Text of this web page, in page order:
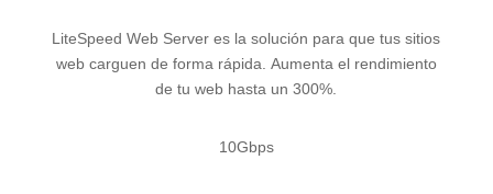
LiteSpeed Web Server es la solución para que tus sitios
web carguen de forma rápida. Aumenta el rendimiento
de tu web hasta un 300%.
10Gbps